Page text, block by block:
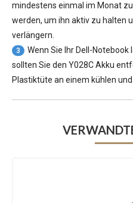
mindestens einmal im Monat
werden, um ihn aktiv zu halten
verlängern.
3
Wenn Sie Ihr Dell-
sollten Sie den Y028C Akku
Plastiktüte an einem kühlen